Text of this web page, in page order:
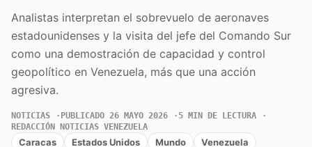
Analistas interpretan el sobrevuelo de aeronaves
estadounidenses y la visita del jefe del Comando Sur
como una demostración de capacidad y control
geopolítico en Venezuela, más que una acción
agresiva.
NOTICIAS PUBLICADO 26 MAYO 2026
5 MIN DE LECTURA
REDACCIÓN NOTICIAS VENEZUELA
Caracas Estados Unidos Mundo Venezuela